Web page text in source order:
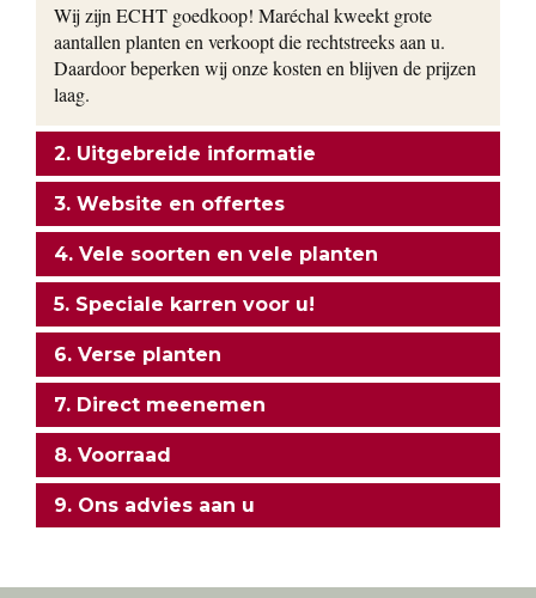
Wij zijn ECHT goedkoop! Maréchal kweekt grote
aantallen planten en verkoopt die rechtstreeks aan u.
Daardoor beperken wij onze kosten en blijven de prijzen
laag.
2. Uitgebreide informatie
3. Website en offertes
4. Vele soorten en vele planten
5. Speciale karren voor u!
6. Verse planten
7. Direct meenemen
8. Voorraad
9. Ons advies aan u